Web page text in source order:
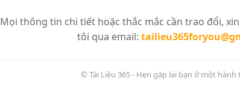
Mọi thông tin chi tiết hoặc thắc mắc cần trao đổi,
tôi qua email:
© Tài Liệu 365 - Hẹn gặp lại bạn ở một hành